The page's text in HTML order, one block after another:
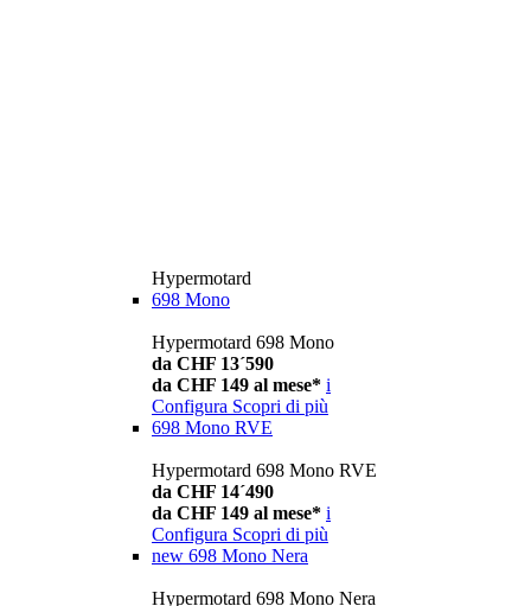
Hypermotard
698 Mono
Hypermotard 698 Mono
da CHF 13´590
da CHF 149 al mese* i
Configura Scopri di più
698 Mono RVE
Hypermotard 698 Mono RVE
da CHF 14´490
da CHF 149 al mese* i
Configura Scopri di più
new 698 Mono Nera
Hypermotard 698 Mono Nera